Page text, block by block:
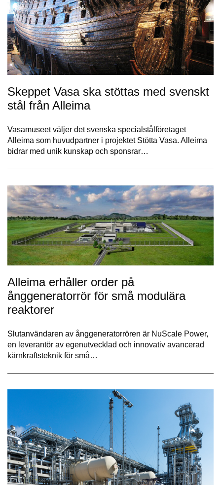
Skeppet Vasa ska stöttas med svenskt
stål från Alleima
Vasamuseet väljer det svenska specialstålföretaget
Alleima som huvudpartner i projektet Stötta Vasa. Alleima
bidrar med unik kunskap och sponsrar…
Alleima erhåller order på
ånggeneratorrör för små modulära
reaktorer
Slutanvändaren av ånggeneratorrören är NuScale Power,
en leverantör av egenutvecklad och innovativ avancerad
kärnkraftsteknik för små…